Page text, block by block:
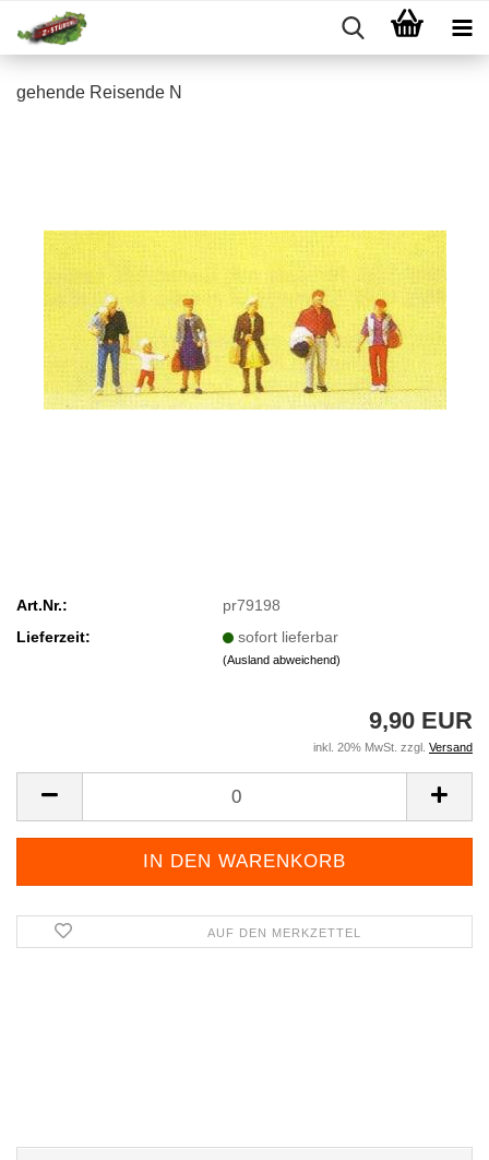
gehende Reisende N
Art.Nr.:
pr79198
Lieferzeit:
sofort lieferbar
(Ausland abweichend)
9,90 EUR
inkl. 20% MwSt. zzgl. Versand
AUF DEN MERKZETTEL